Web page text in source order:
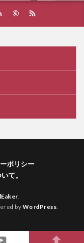
ポリシー
て。
.
byWordPress.